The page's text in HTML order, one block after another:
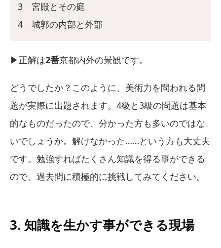
3 宮殿とその庭
4 城郭の内部と外部
▶︎正解は2番京都内外の景観です。
どうでしたか？このように、美術力を問われる問
題が実際に出題されます。4級と3級の問題は基本
的なものだったので、分かった方も多いのではな
いでしょうか。解けなかった……という方も大丈夫
です。勉強すればたくさん知識を得る事ができる
ので、過去問に積極的に挑戦してみてください。
3. 知識を生かす事ができる現場